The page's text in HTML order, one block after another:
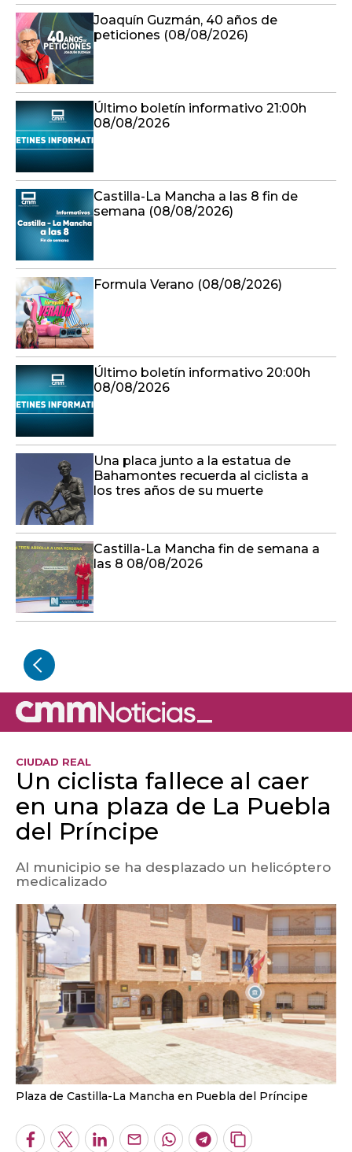
Joaquín Guzmán, 40 años de
peticiones (08/08/2026)
Último boletín informativo 21:00h
08/08/2026
Castilla-La Mancha a las 8 fin de
semana (08/08/2026)
Formula Verano (08/08/2026)
Último boletín informativo 20:00h
08/08/2026
Una placa junto a la estatua de
Bahamontes recuerda al ciclista a
los tres años de su muerte
Castilla-La Mancha fin de semana a
las 8 08/08/2026
CIUDAD REAL
Un ciclista fallece al caer
en una plaza de La Puebla
del Príncipe
Al municipio se ha desplazado un helicóptero
medicalizado
Plaza de Castilla-La Mancha en Puebla del Príncipe
Facebook
TwitterLinkedInEnviarWhatsapp
Telegram
Copiar